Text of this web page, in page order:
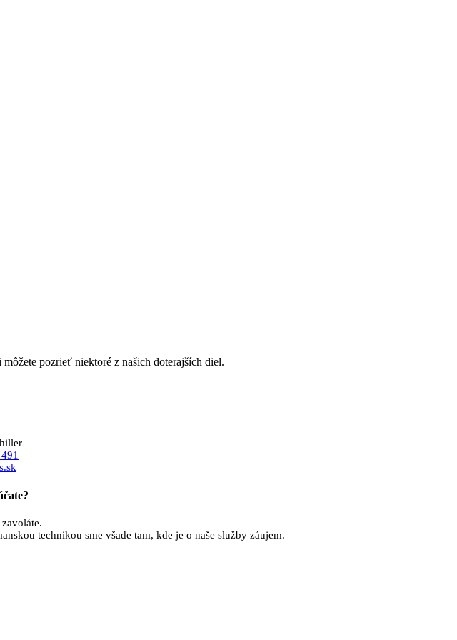
pozrieť niektoré z našich doterajších diel.
technikou sme všade tam, kde je o naše služby záujem.